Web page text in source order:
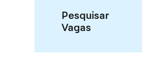
Pesquisar
Vagas